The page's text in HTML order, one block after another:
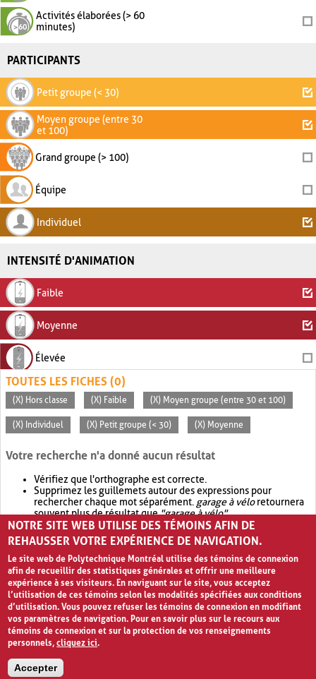
Activités élaborées (> 60
minutes)
PARTICIPANTS
Petit groupe (< 30)
Moyen groupe (entre 30
et 100)
Grand groupe (> 100)
Équipe
Individuel
INTENSITÉ D'ANIMATION
Faible
Moyenne
Élevée
TOUTES LES FICHES (0)
(X) Hors classe (X) Faible (X) Moyen groupe (entre 30 et 100)
(X) Individuel (X) Petit groupe (< 30) (X) Moyenne
Votre recherche n'a donné aucun résultat
Vérifiez que l'orthographe est correcte.
Supprimez les guillemets autour des expressions pour
rechercher chaque mot séparément. garage à véloretournera
souvent plus de résultat que"garage à vélo".
Envisagez d'élargir votre recherche avec OR.garage OR vélo
retournera souvent plus de résultat quegarage à vélo
NOTRE SITE WEB UTILISE DES TÉMOINS AFIN DE
REHAUSSER VOTRE EXPÉRIENCE DE NAVIGATION.
Le site web de Polytechnique Montréal utilise des témoins de connexion
afin de recueillir des statistiques générales et offrir une meilleure
expérience à ses visiteurs. En naviguant sur le site, vous acceptez
l’utilisation de ces témoins selon les modalités spécifiées aux conditions
d’utilisation. Vous pouvez refuser les témoins de connexion en modifiant
vos paramètres de navigation. Pour en savoir plus sur le recours aux
témoins de connexion et sur la protection de vos renseignements
personnels,cliquez ici.
Accepter